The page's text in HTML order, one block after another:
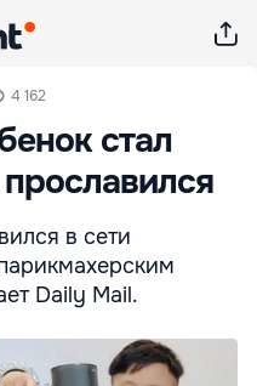
4 162
стал
в сети
Daily Mail.